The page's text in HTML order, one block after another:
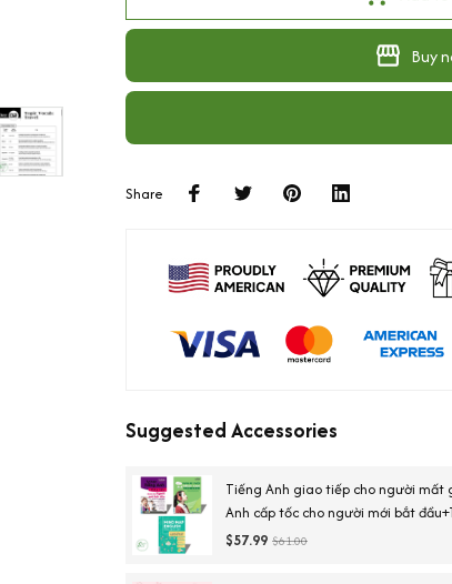
Buy
Share
Suggested Accessories
Tiếng Anh giao tiếp cho người mất
Anh cấp tốc cho người mới bắt
tiếng Anh căn bản+Mindmap
$57.99 $61.00